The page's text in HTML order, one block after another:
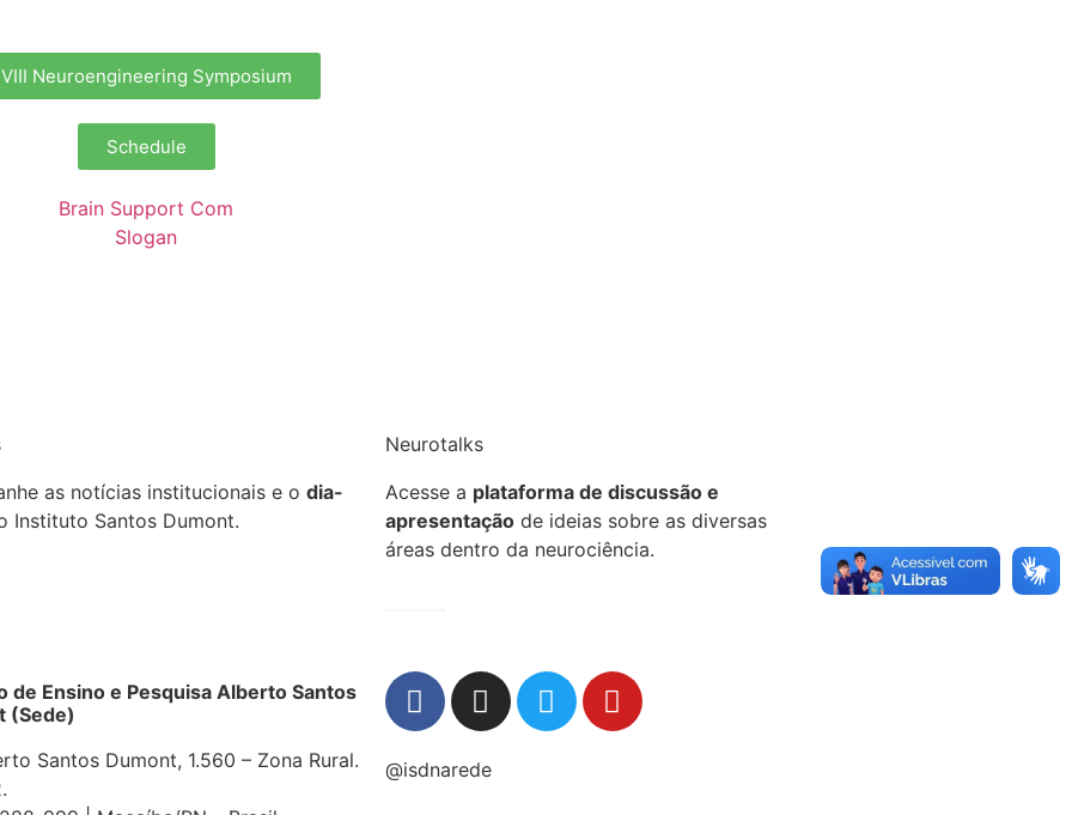
VIII Neuroengineering Symposium
Schedule
nesta quarta-feira; saiba como participar
as notícias institucionais e o dia-
Instituto Santos Dumont.
Neurotalks
Acesse a plataforma de discussão e
apresentaçãode ideias sobre as diversas
áreas dentro da neurociência.
de Ensino e Pesquisa Alberto Santos
(Sede)
Santos Dumont, 1.560 – Zona Rural.
@isdnarede